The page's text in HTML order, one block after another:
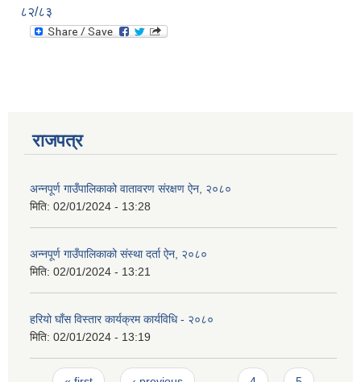
८२/८३
राजपत्र
अन्नपूर्ण गाउँपालिकाको वातावरण संरक्षण ऐन, २०८०
मिति: 02/01/2024 - 13:28
अन्नपूर्ण गाउँपालिकाको संस्था दर्ता ऐन, २०८०
मिति: 02/01/2024 - 13:21
हरियो घाँस विस्तार कार्यक्रम कार्यविधि - २०८०
मिति: 02/01/2024 - 13:19